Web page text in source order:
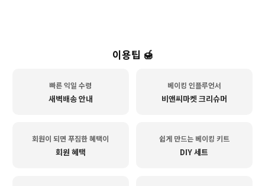
이용팁 🍯
빠른 익일 수령
새벽배송 안내
베이킹 인플루언서
비앤씨마켓 크리슈머
회원이 되면 푸짐한 혜택이
회원 혜택
쉽게 만드는 베이킹 키트
DIY 세트